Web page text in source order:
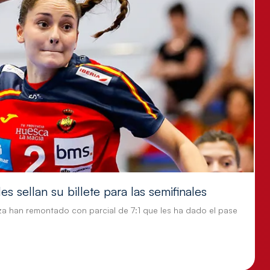
sellan su billete para las semifinales
han remontado con parcial de 7:1 que les ha dado el pase